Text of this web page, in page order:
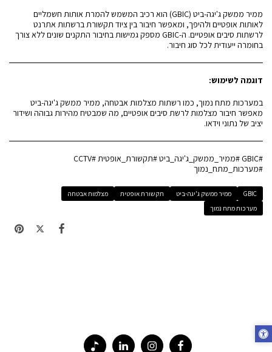
ממיר ממשק ג'יגה-ביט (GBIC) הוא רכיב המשמש להמרת אותות חשמליים
לאותות אופטיים ולהיפך, ומאפשר חיבור בין ציוד תקשורת ברשתות אתרנט
לרשתות סיבים אופטיים. ה-GBIC מספק גמישות בחיבור התקנים שונים ללא צורך
בחומרה ייעודית לכל סוג חיבור.
דוגמה לשימוש:
במערכות מתח נמוך, כמו רשתות מצלמות אבטחה, ממיר ממשק ג'יגה-ביט
מאפשר חיבור מצלמות לרשת סיבים אופטיים, מה שמבטיח מהירות גבוהה ושידור
יציב של נתוני וידאו.
#GBIC #ממיר_ממשק_ג'יגה_ביט #תקשורת_אופטית #CCTV
#מערכות_מתח_נמוך
GBIC ממיר ממשק ג'יגה-ביט תקשורת אופטית
מצלמות אבטחה
מערכות מתח נמוך